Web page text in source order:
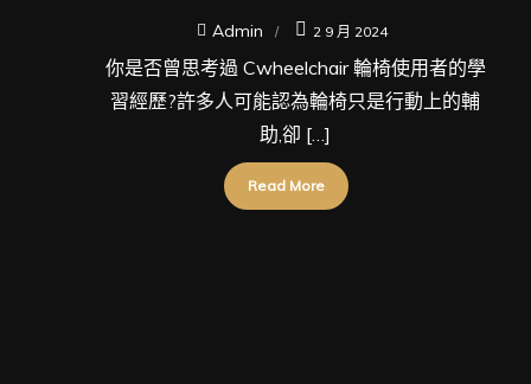
Admin 2 9 月 2024
你是否曾思考過 Cwheelchair 輪椅使用者的學
習經歷?許多人可能認為輪椅只是行動上的輔
助,卻 […]
Read More